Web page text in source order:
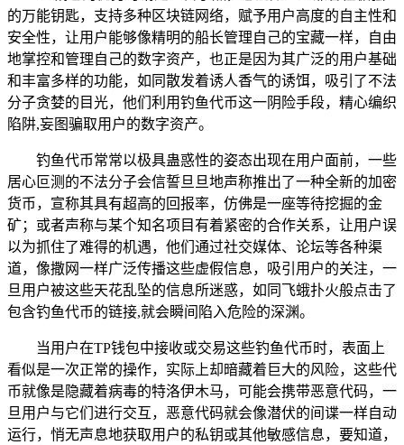
的万能钥匙，支持多种区块链网络，赋予用户高度的自主性和
安全性，让用户能够像精明的船长管理自己的宝藏一样，自由
地掌控和管理自己的数字资产，也正是因为其广泛的用户基础
和丰富多样的功能，如同散发着诱人香气的诱饵，吸引了不法
分子贪婪的目光，他们利用钓鱼代币这一阴险手段，精心编织
陷阱,妄图骗取用户的数字资产。
钓鱼代币常常以极具蛊惑性的姿态出现在用户面前，一些
居心叵测的不法分子会信誓旦旦地声称推出了一种全新的加密
货币，宣称其具有超高的回报率，仿佛是一座等待挖掘的金
矿；或者声称与某个知名项目有着紧密的合作关系，让用户误
以为抓住了难得的机遇，他们通过社交媒体、论坛等各种渠
道，像撒网一样广泛传播这些虚假信息，吸引用户的关注，一
旦用户被这些天花乱坠的信息所迷惑，如同飞蛾扑火般点击了
包含钓鱼代币的链接,就会瞬间陷入危险的深渊。
当用户在TP钱包中接收或交易这些钓鱼代币时，表面上
看似是一次正常的操作，实际上却暗藏着巨大的风险，这些代
币就像是隐藏着病毒的特洛伊木马，可能会携带恶意代码，一
旦用户与它们进行交互，恶意代码就会像潜伏的间谍一样自动
运行，悄无声息地获取用户的私钥或其他敏感信息，要知道，